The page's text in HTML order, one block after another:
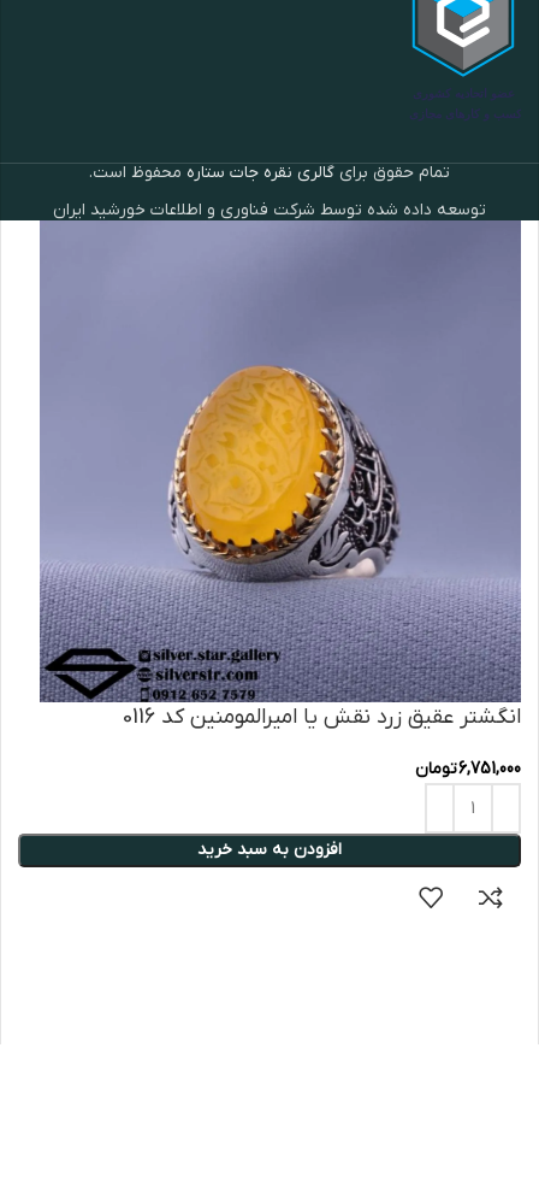
تمام حقوق برای گالری نقره جات ستاره محفوظ است.
توسعه داده شده توسط شرکت فناوری و اطلاعات خورشید ایران
انگشتر عقیق زرد نقش یا امیرالمومنین کد 0116
6,751,000تومان
افزودن به سبد خرید